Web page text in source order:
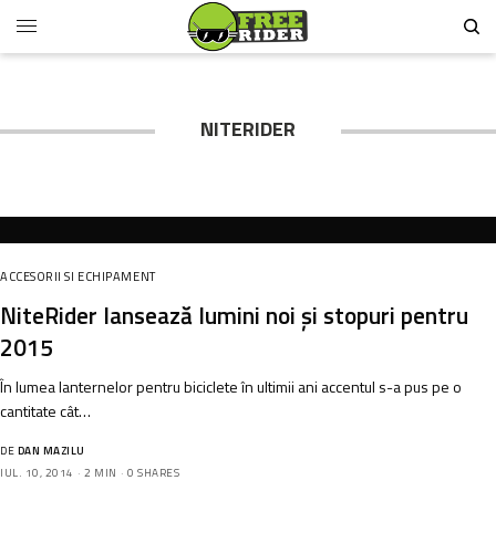
NITERIDER
ACCESORII SI ECHIPAMENT
NiteRider lansează lumini noi şi stopuri pentru
2015
În lumea lanternelor pentru biciclete în ultimii ani accentul s-a pus pe o
cantitate cât…
DE DAN MAZILU
IUL. 10, 2014
2 MIN 0 SHARES